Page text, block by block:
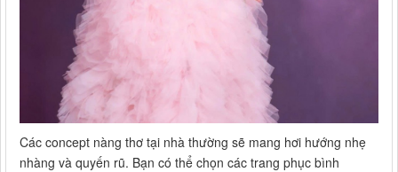
Các concept nàng thơ tại nhà thường sẽ mang hơi hướng nhẹ
nhàng và quyến rũ. Bạn có thể chọn các trang phục bình